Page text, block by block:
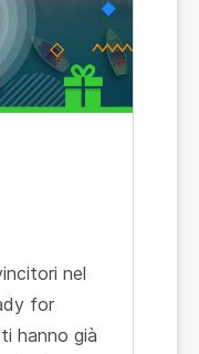
vincitori e
concorsi!
nel
for
hanno già